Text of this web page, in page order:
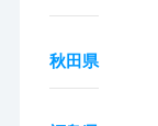
秋田県